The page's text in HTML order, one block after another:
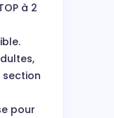
à 2
pour